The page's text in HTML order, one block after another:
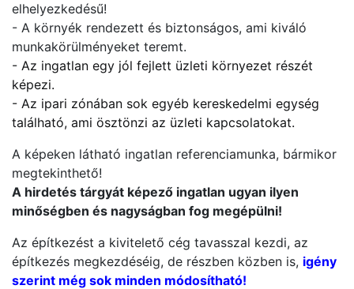
elhelyezkedésű!
- A környék rendezett és biztonságos, ami kiváló
munkakörülményeket teremt.
- Az ingatlan egy jól fejlett üzleti környezet részét
képezi.
- Az ipari zónában sok egyéb kereskedelmi egység
található, ami ösztönzi az üzleti kapcsolatokat.
A képeken látható ingatlan referenciamunka, bármikor
megtekinthető!
A hirdetés tárgyát képező ingatlan ugyan ilyen
minőségben és nagyságban fog megépülni!
Az építkezést a kivitelető cég tavasszal kezdi, az
építkezés megkezdéséig, de részben közben is, igény
szerint még sok minden módosítható!